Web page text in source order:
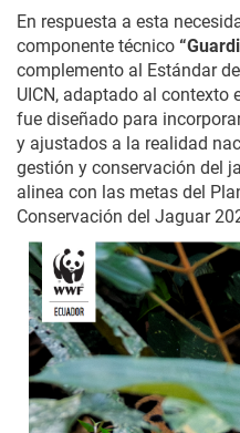
En respuesta a esta
componente técnico
complemento al Estándar
UICN, adaptado al contexto
fue diseñado para
y ajustados a la realidad
gestión y conservación del
alinea con las metas del
Conservación del Jaguar